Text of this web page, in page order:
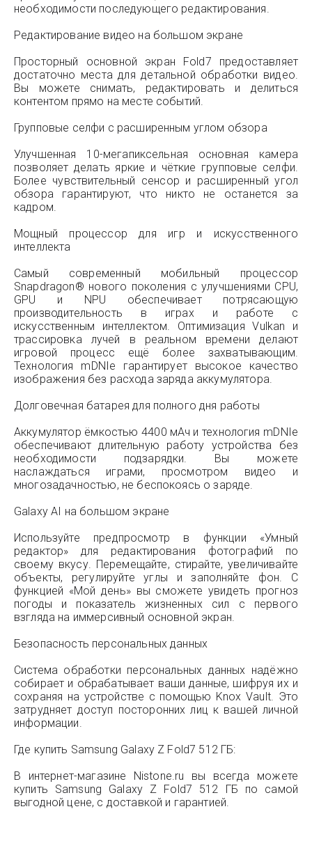
необходимости последующего редактирования.
Редактирование видео на большом экране
Просторный основной экран Fold7 предоставляет
достаточно места для детальной обработки видео.
Вы можете снимать, редактировать и делиться
контентом прямо на месте событий.
Групповые селфи с расширенным углом обзора
Улучшенная 10-мегапиксельная основная камера
позволяет делать яркие и чёткие групповые селфи.
Более чувствительный сенсор и расширенный угол
обзора гарантируют, что никто не останется за
кадром.
Мощный процессор для игр и искусственного
интеллекта
Самый современный мобильный процессор
Snapdragon® нового поколения с улучшениями CPU,
GPU и NPU обеспечивает потрясающую
производительность в играх и работе с
искусственным интеллектом. Оптимизация Vulkan и
трассировка лучей в реальном времени делают
игровой процесс ещё более захватывающим.
Технология mDNIe гарантирует высокое качество
изображения без расхода заряда аккумулятора.
Долговечная батарея для полного дня работы
Аккумулятор ёмкостью 4400 мАч и технология mDNIe
обеспечивают длительную работу устройства без
необходимости подзарядки. Вы можете
наслаждаться играми, просмотром видео и
многозадачностью, не беспокоясь о заряде.
Galaxy AI на большом экране
Используйте предпросмотр в функции «Умный
редактор» для редактирования фотографий по
своему вкусу. Перемещайте, стирайте, увеличивайте
объекты, регулируйте углы и заполняйте фон. С
функцией «Мой день» вы сможете увидеть прогноз
погоды и показатель жизненных сил с первого
взгляда на иммерсивный основной экран.
Безопасность персональных данных
Система обработки персональных данных надёжно
собирает и обрабатывает ваши данные, шифруя их и
сохраняя на устройстве с помощью Knox Vault. Это
затрудняет доступ посторонних лиц к вашей личной
информации.
Где купить Samsung Galaxy Z Fold7 512 ГБ:
В интернет-магазине Nistone.ru вы всегда можете
купить Samsung Galaxy Z Fold7 512 ГБ по самой
выгодной цене, с доставкой и гарантией.